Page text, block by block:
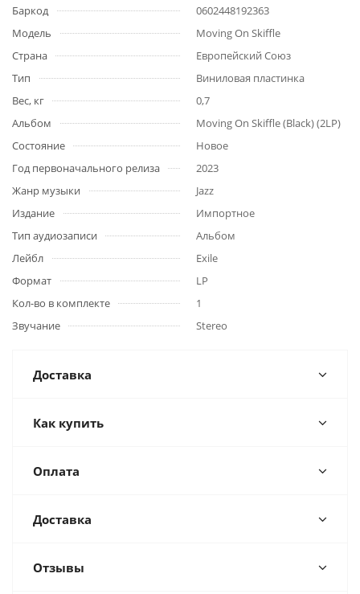
Баркод
0602448192363
Модель
Moving On Skiffle
Страна
Европейский Союз
Тип
Виниловая пластинка
Вес, кг
0,7
Альбом
Moving On Skiffle (Black) (2LP)
Состояние
Новое
Год первоначального релиза
2023
Жанр музыки
Jazz
Издание
Импортное
Тип аудиозаписи
Альбом
Лейбл
Exile
Формат
LP
Кол-во в комплекте
1
Звучание
Stereo
Доставка
Как купить
Оплата
Доставка
Отзывы